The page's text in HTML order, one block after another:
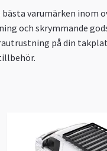
varumärken inom
och skrymmande
på din